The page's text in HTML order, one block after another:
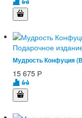
Подарочное
Мудрость Конфуция
15 675 Р